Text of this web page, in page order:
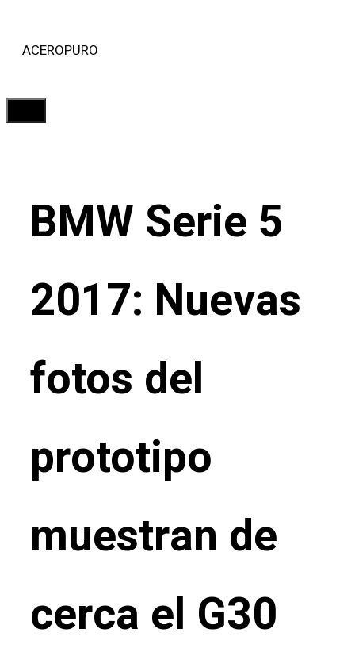
ACEROPURO
BMW Serie 5
2017: Nuevas
fotos del
prototipo
muestran de
cerca el G30